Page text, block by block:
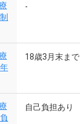
-
18歳3月末まで
自己負担あり